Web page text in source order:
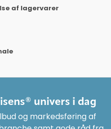
af lagervarer
univers i dag
og markedsføring af